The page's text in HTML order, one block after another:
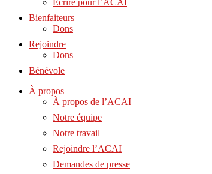
Écrire pour l’ACAI
Bienfaiteurs
Dons
Rejoindre
Dons
Bénévole
À propos
À propos de l’ACAI
Notre équipe
Notre travail
Rejoindre l’ACAI
Demandes de presse